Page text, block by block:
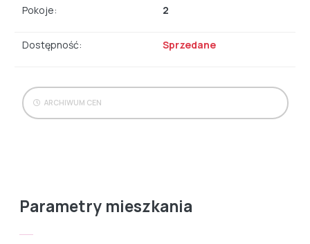
Pokoje: 2
Dostępność: Sprzedane
ARCHIWUM CEN
Parametry mieszkania